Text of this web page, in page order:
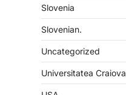
Slovenia
Slovenian.
Uncategorized
Universitatea Craiova